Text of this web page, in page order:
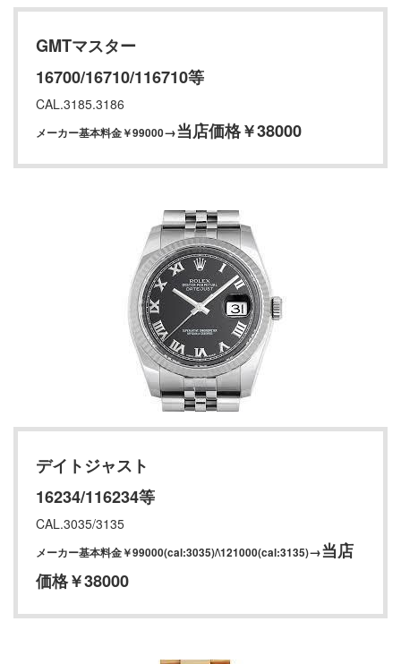
GMTマスター
16700/16710/116710等
CAL.3185.3186
メーカー基本料金￥99000→当店価格￥38000
デイトジャスト
16234/116234等
CAL.3035/3135
メーカー基本料金￥99000(cal:3035)/\121000(cal:3135)→当店
価格￥38000